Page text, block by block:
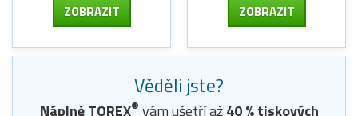
ZOBRAZIT ZOBRAZIT
Věděli jste?
Náplně TOREX® vám ušetří až40% tiskových